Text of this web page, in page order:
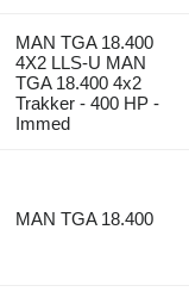
MAN TGA 18.400
4X2 LLS-U MAN
TGA 18.400 4x2
Trakker - 400 HP -
Immed
MAN TGA 18.400